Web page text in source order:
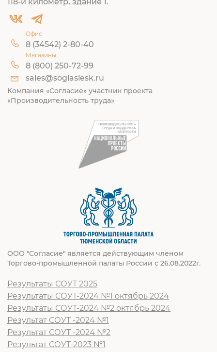
Офис
8 (34542) 2-80-40
Магазины
8 (800) 250-72-99
sales@soglasiesk.ru
Компания «Согласие» участник проекта
«Производительность труда»
ООО "Согласие" является действующим членом
Торгово-промышленной палаты России с 26.08.2022г.
Результаты СОУТ 2025
Результаты СОУТ-2024 №1 октябрь 2024
Результаты СОУТ-2024 №2 октябрь 2024
Результат СОУТ -2024 №1
Результат СОУТ -2024 №2
Результат СОУТ-2023 №1